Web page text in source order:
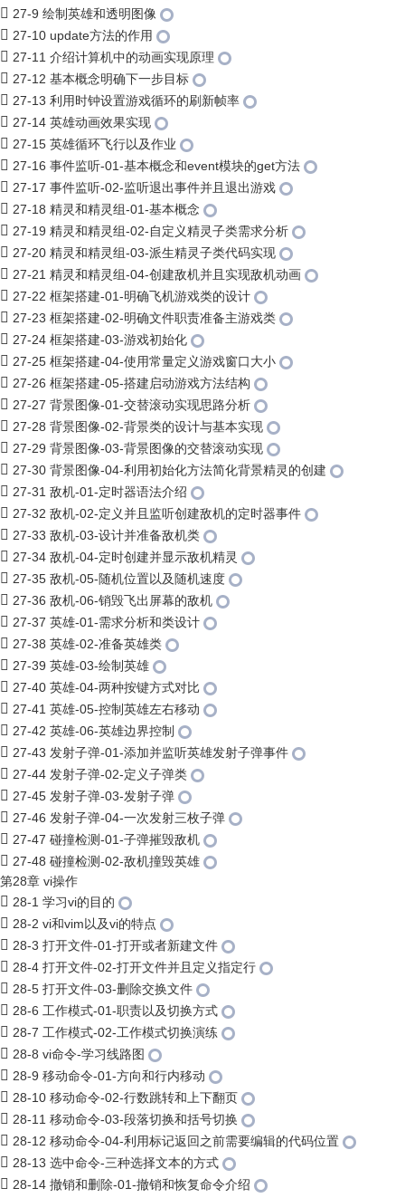
27-9 绘制英雄和透明图像
27-10 update方法的作用
27-11 介绍计算机中的动画实现原理
27-12 基本概念明确下一步目标
27-13 利用时钟设置游戏循环的刷新帧率
27-14 英雄动画效果实现
27-15 英雄循环飞行以及作业
27-16 事件监听-01-基本概念和event模块的get方法
27-17 事件监听-02-监听退出事件并且退出游戏
27-18 精灵和精灵组-01-基本概念
27-19 精灵和精灵组-02-自定义精灵子类需求分析
27-20 精灵和精灵组-03-派生精灵子类代码实现
27-21 精灵和精灵组-04-创建敌机并且实现敌机动画
27-22 框架搭建-01-明确飞机游戏类的设计
27-23 框架搭建-02-明确文件职责准备主游戏类
27-24 框架搭建-03-游戏初始化
27-25 框架搭建-04-使用常量定义游戏窗口大小
27-26 框架搭建-05-搭建启动游戏方法结构
27-27 背景图像-01-交替滚动实现思路分析
27-28 背景图像-02-背景类的设计与基本实现
27-29 背景图像-03-背景图像的交替滚动实现
27-30 背景图像-04-利用初始化方法简化背景精灵的创建
27-31 敌机-01-定时器语法介绍
27-32 敌机-02-定义并且监听创建敌机的定时器事件
27-33 敌机-03-设计并准备敌机类
27-34 敌机-04-定时创建并显示敌机精灵
27-35 敌机-05-随机位置以及随机速度
27-36 敌机-06-销毁飞出屏幕的敌机
27-37 英雄-01-需求分析和类设计
27-38 英雄-02-准备英雄类
27-39 英雄-03-绘制英雄
27-40 英雄-04-两种按键方式对比
27-41 英雄-05-控制英雄左右移动
27-42 英雄-06-英雄边界控制
27-43 发射子弹-01-添加并监听英雄发射子弹事件
27-44 发射子弹-02-定义子弹类
27-45 发射子弹-03-发射子弹
27-46 发射子弹-04-一次发射三枚子弹
27-47 碰撞检测-01-子弹摧毁敌机
27-48 碰撞检测-02-敌机撞毁英雄
第28章 vi操作
28-1 学习vi的目的
28-2 vi和vim以及vi的特点
28-3 打开文件-01-打开或者新建文件
28-4 打开文件-02-打开文件并且定义指定行
28-5 打开文件-03-删除交换文件
28-6 工作模式-01-职责以及切换方式
28-7 工作模式-02-工作模式切换演练
28-8 vi命令-学习线路图
28-9 移动命令-01-方向和行内移动
28-10 移动命令-02-行数跳转和上下翻页
28-11 移动命令-03-段落切换和括号切换
28-12 移动命令-04-利用标记返回之前需要编辑的代码位置
28-13 选中命令-三种选择文本的方式
28-14 撤销和删除-01-撤销和恢复命令介绍